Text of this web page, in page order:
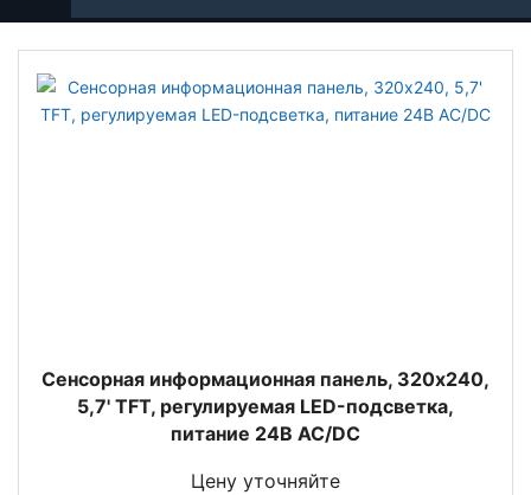
Сенсорная информационная панель, 320х240,
5,7' TFT, регулируемая LED-подсветка,
питание 24В AC/DC
Цену уточняйте